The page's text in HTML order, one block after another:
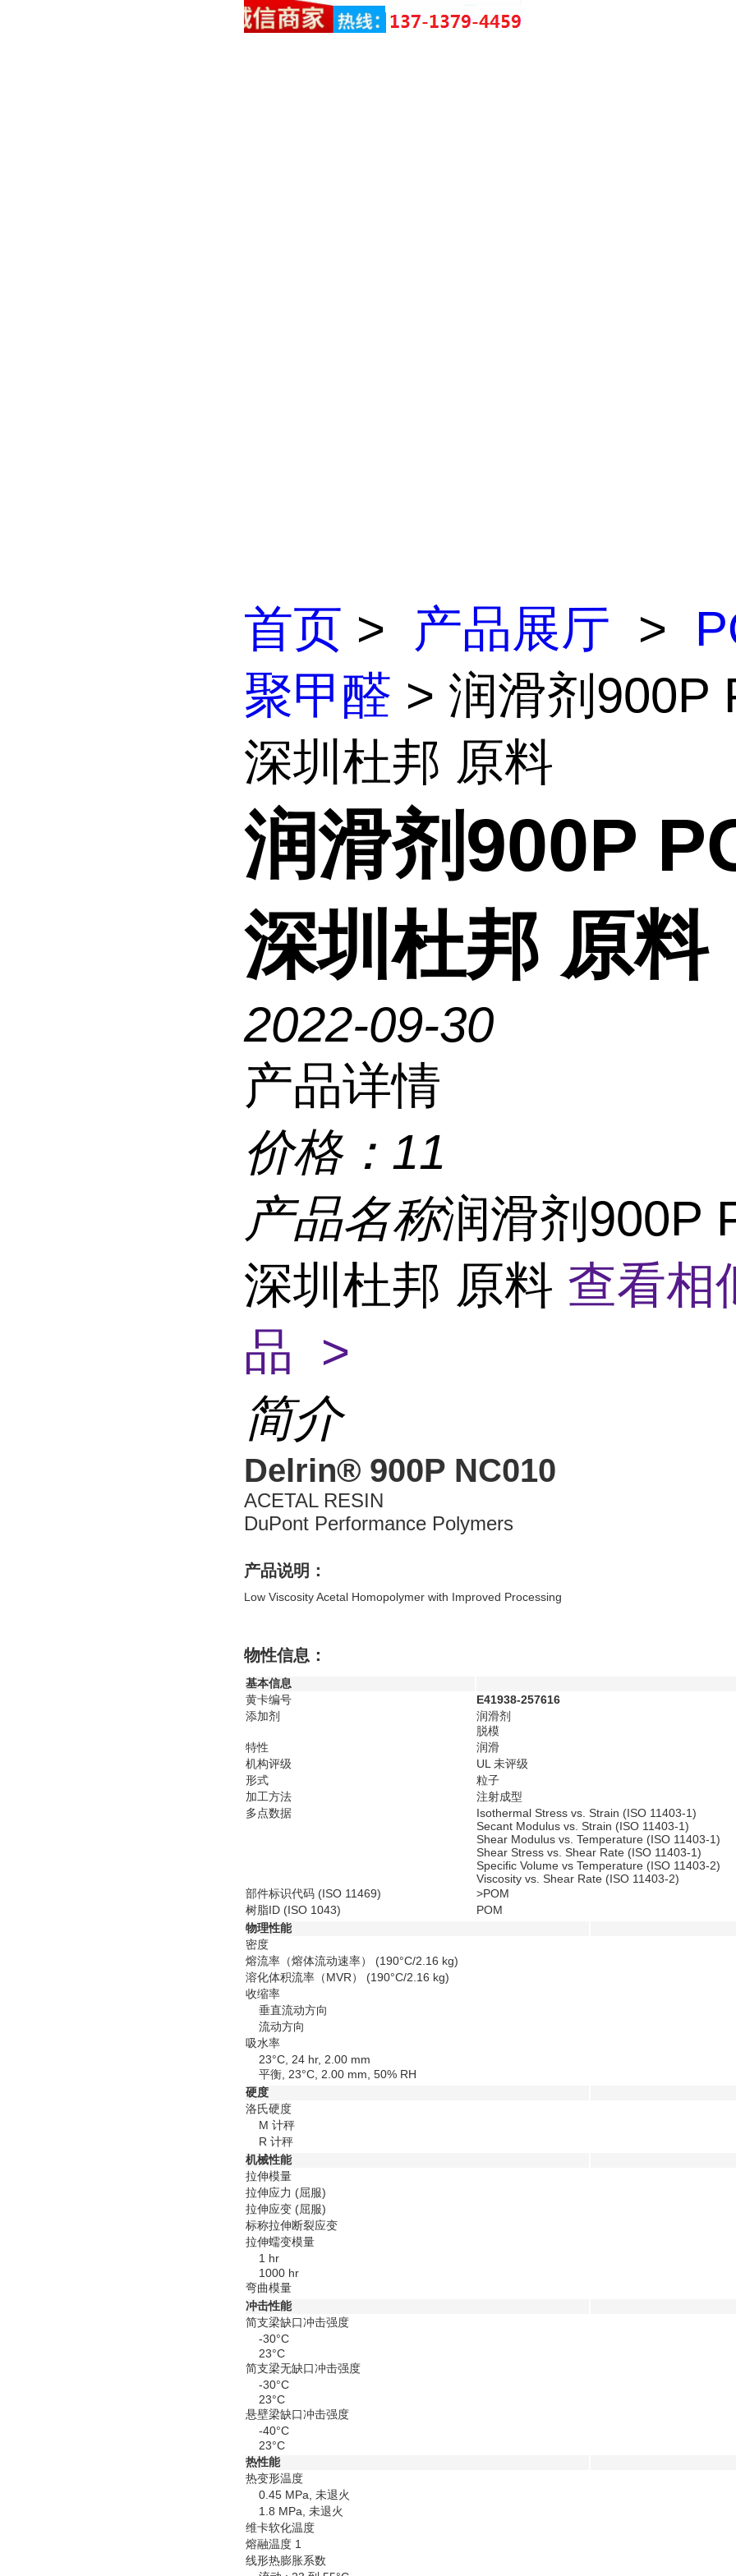
首页 > 产品展厅 >
聚甲醛 > 润滑剂900P
深圳杜邦 原料
润滑剂900P
深圳杜邦 原料
2022-09-30
产品详情
价格： 11
产品名称润滑剂900P
深圳杜邦 原料 查看相
品 >
简介
Delrin® 900P NC010
ACETAL RESIN
DuPont Performance Polymers
产品说明：
Low Viscosity Acetal Homopolymer with Improved Processing
物性信息：
基本信息
黄卡编号
E41938-257616
添加剂
润滑剂
脱模
特性
润滑
机构评级
UL 未评级
形式
粒子
加工方法
注射成型
多点数据
Isothermal Stress vs. Strain (ISO 11403-1)
Secant Modulus vs. Strain (ISO 11403-1)
Shear Modulus vs. Temperature (ISO 11403-1)
Shear Stress vs. Shear Rate (ISO 11403-1)
Specific Volume vs Temperature (ISO 11403-2)
Viscosity vs. Shear Rate (ISO 11403-2)
部件标识代码 (ISO 11469)
>POM
树脂ID (ISO 1043)
POM
物理性能
密度
熔流率（熔体流动速率） (190°C/2.16 kg)
溶化体积流率（MVR） (190°C/2.16 kg)
收缩率
垂直流动方向
流动方向
吸水率
23°C, 24 hr, 2.00 mm
平衡, 23°C, 2.00 mm, 50% RH
硬度
洛氏硬度
M 计秤
R 计秤
机械性能
拉伸模量
拉伸应力 (屈服)
拉伸应变 (屈服)
标称拉伸断裂应变
拉伸蠕变模量
1 hr
1000 hr
弯曲模量
冲击性能
简支梁缺口冲击强度
-30°C
23°C
简支梁无缺口冲击强度
-30°C
23°C
悬壁梁缺口冲击强度
-40°C
23°C
热性能
热变形温度
0.45 MPa, 未退火
1.8 MPa, 未退火
维卡软化温度
熔融温度 1
线形热膨胀系数